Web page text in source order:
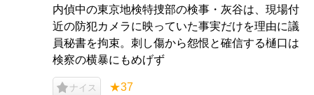
内偵中の東京地検特捜部の検事・灰谷は、現場付
近の防犯カメラに映っていた事実だけを理由に議
員秘書を拘束。刺し傷から怨恨と確信する樋口は
検察の横暴にもめげず
ナイス ★37